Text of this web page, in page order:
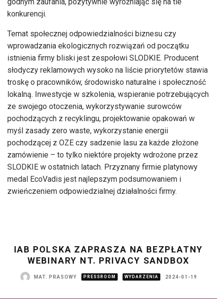
konkurencji.
Temat społecznej odpowiedzialności biznesu czy
wprowadzania ekologicznych rozwiązań od początku
istnienia firmy bliski jest zespołowi SLODKIE. Producent
słodyczy reklamowych wysoko na liście priorytetów stawia
troskę o pracowników, środowisko naturalne i społeczność
lokalną. Inwestycje w szkolenia, wspieranie potrzebujących
ze swojego otoczenia, wykorzystywanie surowców
pochodzących z recyklingu, projektowanie opakowań w
myśl zasady zero waste, wykorzystanie energii
pochodzącej z OZE czy sadzenie lasu za każde złożone
zamówienie – to tylko niektóre projekty wdrożone przez
SLODKIE w ostatnich latach. Przyznany firmie platynowy
medal EcoVadis jest najlepszym podsumowaniem i
zwieńczeniem odpowiedzialnej działalności firmy.
IAB POLSKA ZAPRASZA NA BEZPŁATNY
WEBINARY NT. PRIVACY SANDBOX
MAT. PRASOWY PRESSROOM WYDARZENIA 2024-01-19